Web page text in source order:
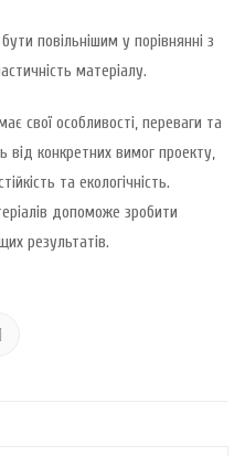
повільнішим у порівнянні з
матеріалу.
свої особливості, переваги та
від конкретних вимог проекту,
та екологічність.
допоможе зробити
результатів.